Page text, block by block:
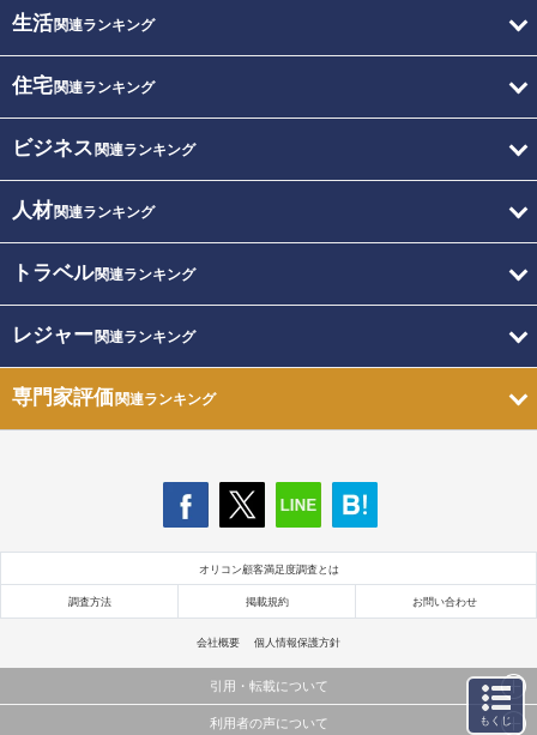
生活関連ランキング
住宅関連ランキング
ビジネス 関連ランキング
人材関連ランキング
トラベル関連ランキング
レジャー関連ランキング
専門家評価関連ランキング
オリコン顧客満足度調査とは
調査方法 掲載規約 お問い合わせ
会社概要 個人情報保護方針
引用・転載について
当サイトで公開されている情報（文字、写真、イラスト、画像データ等）及びこれらの配置・
利用者の声について もくじ